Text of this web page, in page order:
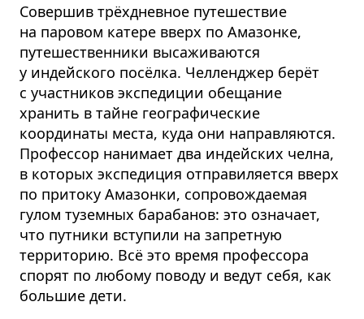
Совершив трёхдневное путешествие
на паровом катере вверх по Амазонке,
путешественники высаживаются
у индейского посёлка. Челленджер берёт
с участников экспедиции обещание
хранить в тайне географические
координаты места, куда они направляются.
Профессор нанимает два индейских челна,
в которых экспедиция отправиляется вверх
по притоку Амазонки, сопровождаемая
гулом туземных барабанов: это означает,
что путники вступили на запретную
территорию. Всё это время профессора
спорят по любому поводу и ведут себя, как
большие дети.